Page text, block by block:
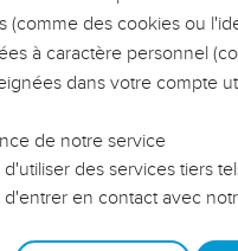
impact, leur foi ou leur
ont traversés, alors même
reviennent sur les
avec plus de sagesse afin
une équipe, un groupe
(comme des cookies ou
à caractère personnel
dans votre compte
de notre service
des services tiers
en contact avec